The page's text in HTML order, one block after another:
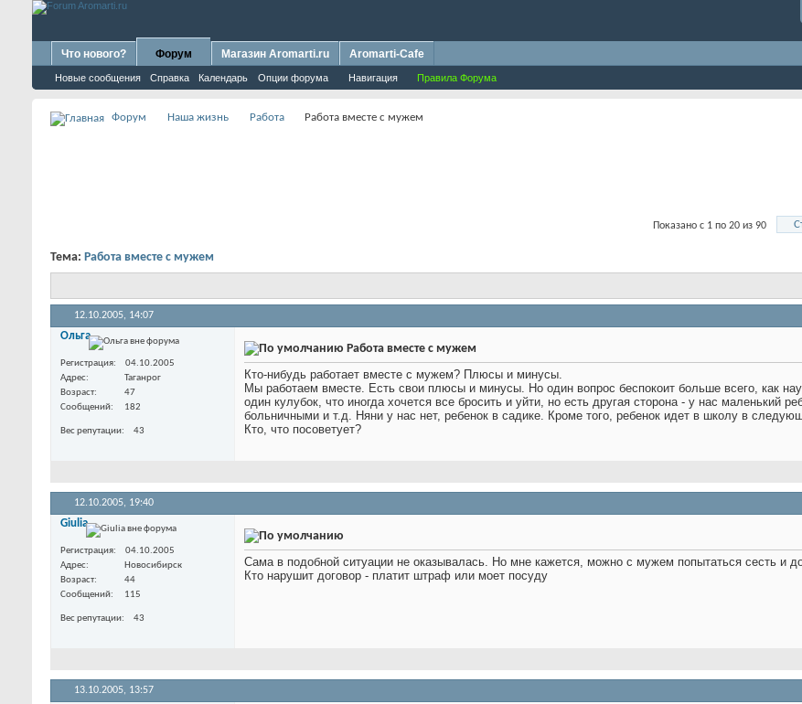
Что нового? Форум
Новые сообщения Справка Календарь Опции форума Навигация Правила Форума
Магазин Aromarti.ru Aromarti-Cafe
Форум Наша жизнь Работа Работа вместе с мужем
Показано с 1 по 20 из 90
Тема: Работа вместе с мужем
12.10.2005, 14:07
Ольга
Регистрация
04.10.2005
Адрес
Таганрог
Возраст
47
Сообщений
182
Вес репутации 43
Работа вместе с мужем
Кто-нибудь работает вместе с мужем? Плюсы и минусы.
Мы работаем вместе. Есть свои плюсы и минусы. Но один вопрос беспокоит больше всего, как
один кулубок, что иногда хочется все бросить и уйти, но есть другая сторона - у нас маленький
больничными и т.д. Няни у нас нет, ребенок в садике. Кроме того, ребенок идет в школу в
Кто, что посоветует?
12.10.2005, 19:40
Giulia
Регистрация
04.10.2005
Адрес
Новосибирск
Возраст
44
Сообщений
115
Вес репутации 43
Сама в подобной ситуации не оказывалась. Но мне кажется, можно с мужем попытаться сесть и
Кто нарушит договор - платит штраф или моет посуду
13.10.2005, 13:57